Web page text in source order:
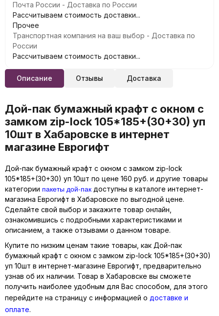
Почта России - Доставка по России
Рассчитываем стоимость доставки...
Прочее
Транспортная компания на ваш выбор - Доставка по
России
Рассчитываем стоимость доставки...
Описание Отзывы Доставка
Дой-пак бумажный крафт с окном с
замком zip-lock 105*185+(30+30) уп
10шт в Хабаровске в интернет
магазине Еврогифт
Дой-пак бумажный крафт с окном с замком zip-lock
105*185+(30+30) уп 10шт по цене 160 руб. и другие товары
категории пакеты дой-пак доступны в каталоге интернет-
магазина Еврогифт в Хабаровске по выгодной цене.
Сделайте свой выбор и закажите товар онлайн,
ознакомившись с подробными характеристиками и
описанием, а также отзывами о данном товаре.
Купите по низким ценам такие товары, как Дой-пак
бумажный крафт с окном с замком zip-lock 105*185+(30+30)
уп 10шт в интернет-магазине Еврогифт, предварительно
узнав об их наличии. Товар в Хабаровске вы сможете
получить наиболее удобным для Вас способом, для этого
перейдите на страницу с информацией о доставке и
оплате.